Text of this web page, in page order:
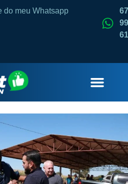
do meu Whatsapp